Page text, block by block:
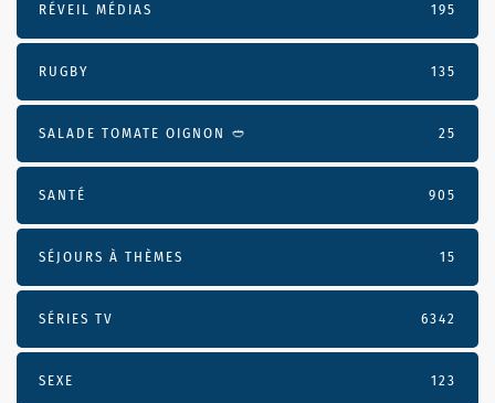
RÉVEIL MÉDIAS 195
RUGBY 135
SALADE TOMATE OIGNON 🥙 25
SANTÉ 905
SÉJOURS À THÈMES 15
SÉRIES TV 6342
SEXE 123